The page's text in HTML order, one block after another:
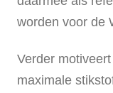
worden voor de
Verder
maximale